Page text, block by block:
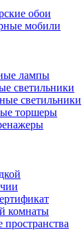
обои
мобили
лампы
светильники
светильники
торшеры
комнаты